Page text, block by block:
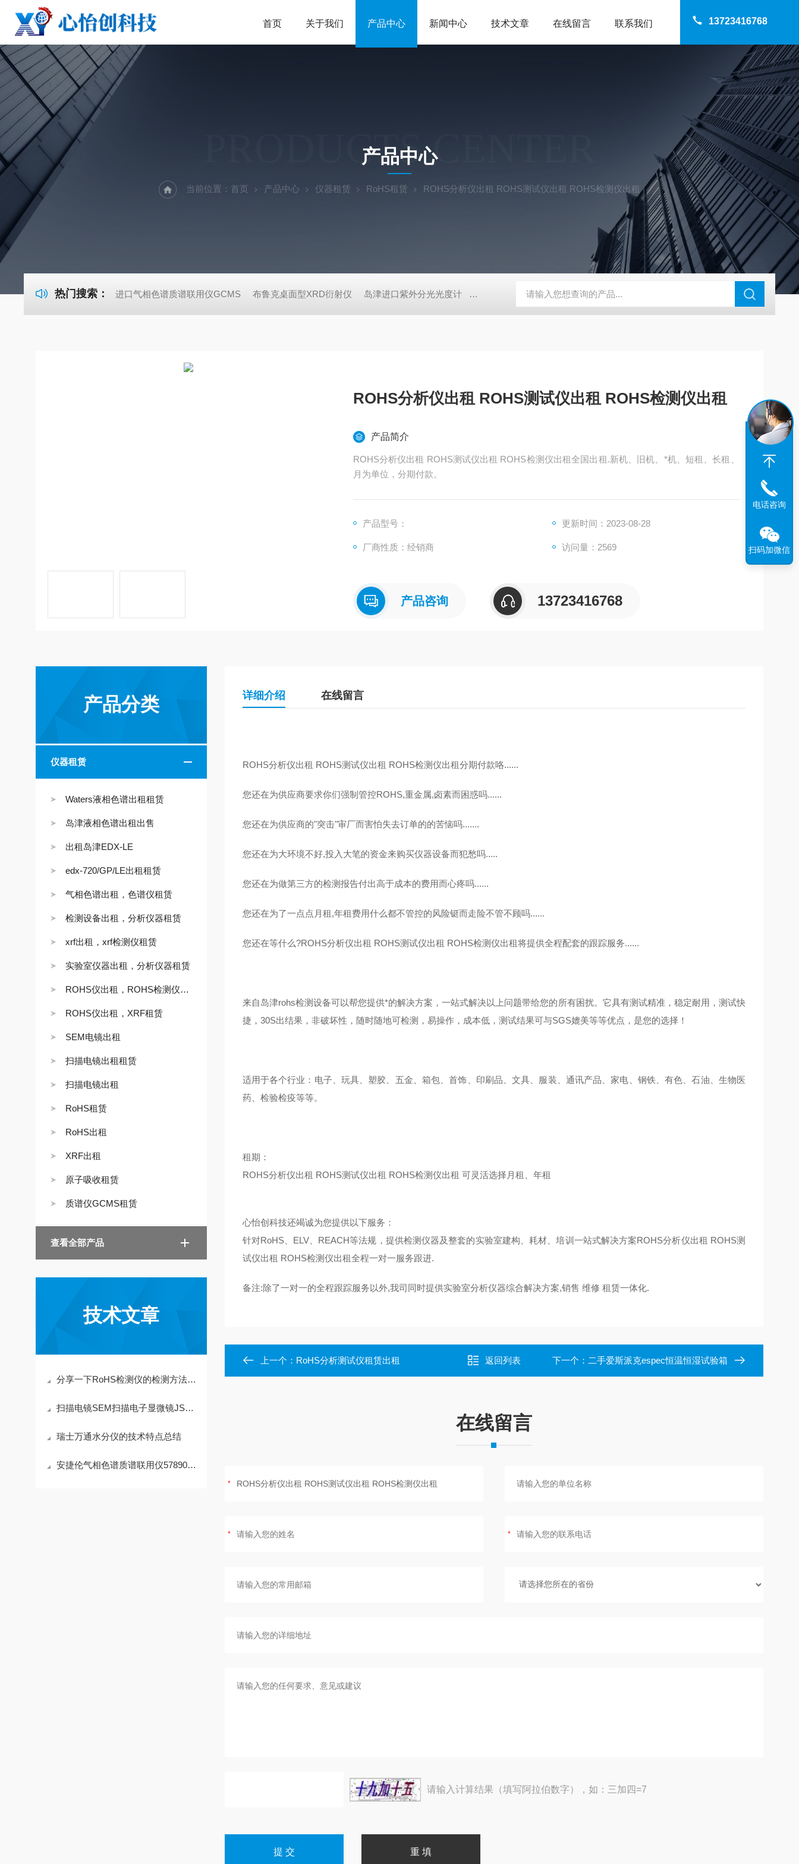
13723416768
首页 关于我们 产品中心 新闻中心 技术文章 在线留言 联系我们
PRODUCTS CENTER
产品中心
当前位置： 首页 产品中心 仪器租赁 RoHS租赁 ROHS分析仪出租 ROHS测试仪出租 ROHS检测仪出租
热门搜索： 进口气相色谱质谱联用仪GCMS 布鲁克桌面型XRD衍射仪 岛津进口紫外分光光度计 蔡司MERLIN系列场发射扫描电镜 瑞士万通水分仪 布鲁克SkyScan2211高分
ROHS分析仪出租 ROHS测试仪出租 ROHS检测仪出租
产品简介
ROHS分析仪出租 ROHS测试仪出租 ROHS检测仪出租全国出租.新机、旧机、*机、短租、长租、
月为单位，分期付款。
产品型号： 更新时间：2023-08-28
厂商性质：经销商 访问量：2569
产品咨询 13723416768
产品分类
仪器租赁
Waters液相色谱出租租赁
岛津液相色谱出租出售
出租岛津EDX-LE
edx-720/GP/LE出租租赁
气相色谱出租，色谱仪租赁
检测设备出租，分析仪器租赁
xrf出租，xrf检测仪租赁
实验室仪器出租，分析仪器租赁
ROHS仪出租，ROHS检测仪租赁
ROHS仪出租，XRF租赁
SEM电镜出租
扫描电镜出租租赁
扫描电镜出租
RoHS租赁
RoHS出租
XRF出租
原子吸收租赁
质谱仪GCMS租赁
查看全部产品
技术文章
分享一下RoHS检测仪的检测方法与应用方式
扫描电镜SEM扫描电子显微镜JSM-it100（A）
瑞士万通水分仪的技术特点总结
安捷伦气相色谱质谱联用仪57890A+975C应用范围
详细介绍 在线留言
ROHS分析仪出租 ROHS测试仪出租 ROHS检测仪出租分期付款咯......
您还在为供应商要求你们强制管控ROHS,重金属,卤素而困惑吗......
您还在为供应商的"突击"审厂而害怕失去订单的的苦恼吗.......
您还在为大环境不好,投入大笔的资金来购买仪器设备而犯愁吗.....
您还在为做第三方的检测报告付出高于成本的费用而心疼吗......
您还在为了一点点月租,年租费用什么都不管控的风险铤而走险不管不顾吗......
您还在等什么?ROHS分析仪出租 ROHS测试仪出租 ROHS检测仪出租将提供全程配套的跟踪服务......
来自岛津rohs检测设备可以帮您提供*的解决方案，一站式解决以上问题带给您的所有困扰。它具有测试精准，稳定耐用，测试快
捷，30S出结果，非破坏性，随时随地可检测，易操作，成本低，测试结果可与SGS媲美等等优点，是您的选择！
适用于各个行业：电子、玩具、塑胶、五金、箱包、首饰、印刷品、文具、服装、通讯产品、家电、钢铁、有色、石油、生物医
药、检验检疫等等。
租期：
ROHS分析仪出租 ROHS测试仪出租 ROHS检测仪出租 可灵活选择月租、年租
心怡创科技还竭诚为您提供以下服务：
针对RoHS、ELV、REACH等法规，提供检测仪器及整套的实验室建构、耗材、培训一站式解决方案ROHS分析仪出租 ROHS测
试仪出租 ROHS检测仪出租全程一对一服务跟进.
备注:除了一对一的全程跟踪服务以外,我司同时提供实验室分析仪器综合解决方案,销售 维修 租赁一体化.
上一个： RoHS分析测试仪租赁出租 返回列表 下一个： 二手爱斯派克espec恒温恒湿试验箱
在线留言
请输入计算结果（填写阿拉伯数字），如：三加四=7
电话咨询
扫码加微信